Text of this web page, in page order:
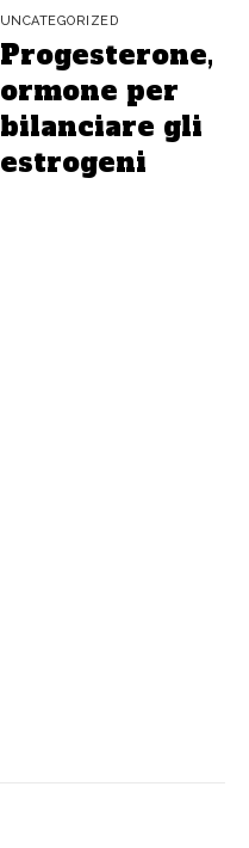
UNCATEGORIZED
Progesterone,
ormone per
bilanciare gli
estrogeni